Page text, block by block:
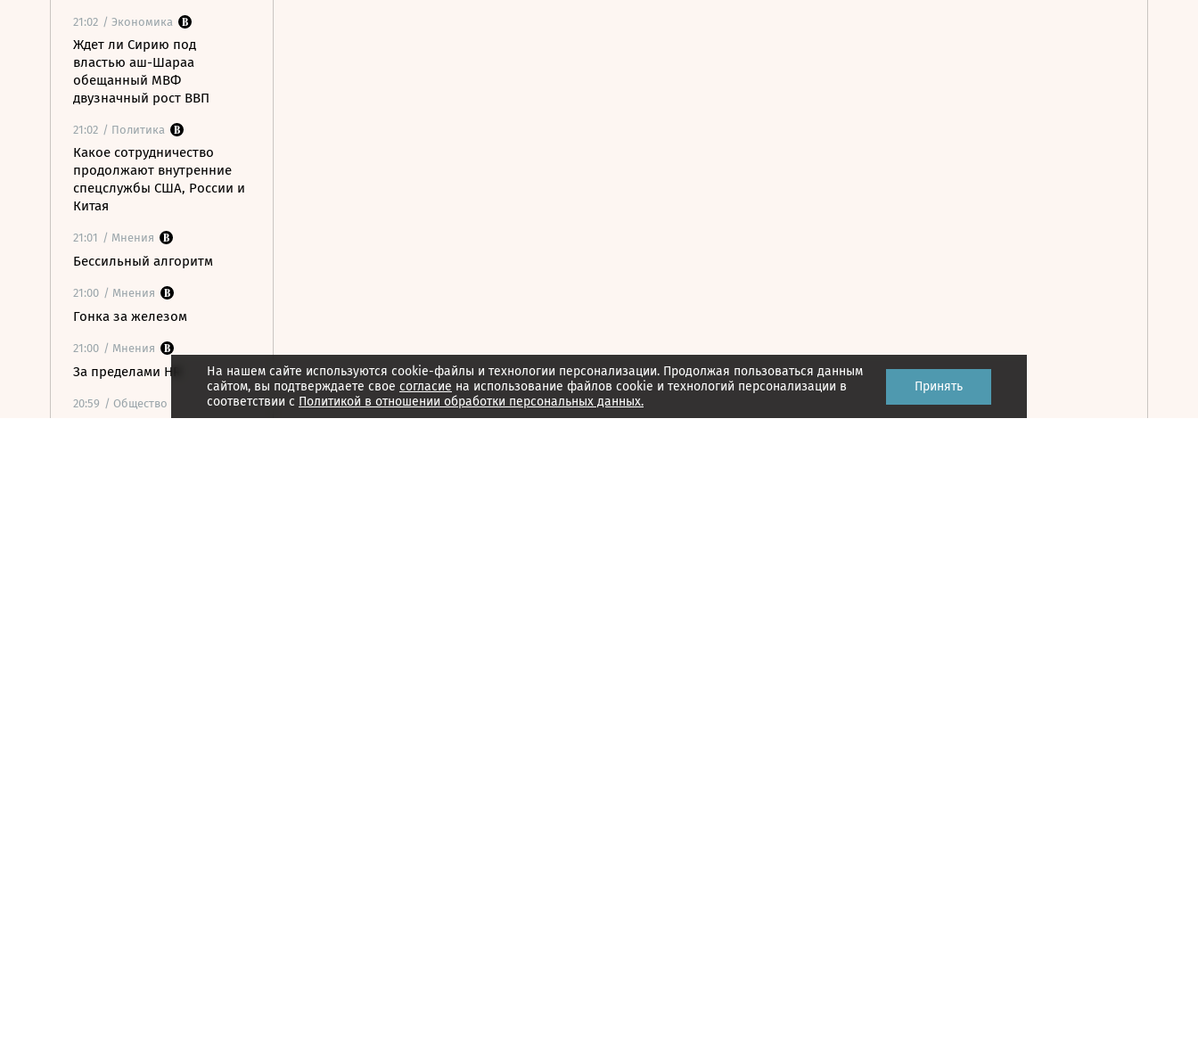
21:02 / Экономика
Ждет ли Сирию под
властью аш-Шараа
обещанный МВФ
двузначный рост ВВП
21:02 / Политика
Какое сотрудничество
продолжают внутренние
спецслужбы США, России и
Китая
21:01 / Мнения
Бессильный алгоритм
21:00 / Мнения
Гонка за железом
21:00 / Мнения
За пределами HR
20:59 / Общество
На нашем сайте используются cookie-файлы и технологии персонализации. Продолжая пользоваться данным
сайтом, вы подтверждаете свое согласие на использование файлов cookie и технологий персонализации в
соответствии с Политикой в отношении обработки персональных данных.
Принять